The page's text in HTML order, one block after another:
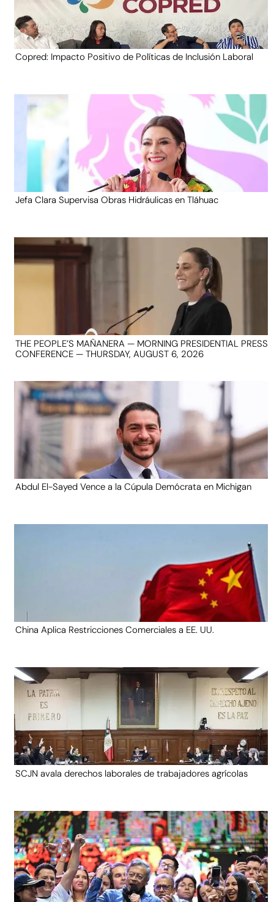
Copred: Impacto Positivo de Políticas de Inclusión Laboral
Jefa Clara Supervisa Obras Hidráulicas en Tláhuac
THE PEOPLE’S MAÑANERA — MORNING PRESIDENTIAL PRESS
CONFERENCE — THURSDAY, AUGUST 6, 2026
Abdul El-Sayed Vence a la Cúpula Demócrata en Michigan
China Aplica Restricciones Comerciales a EE. UU.
SCJN avala derechos laborales de trabajadores agrícolas